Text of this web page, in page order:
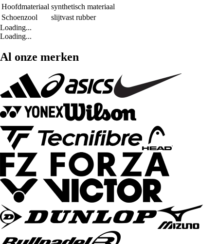
Hoofdmateriaal synthetisch materiaal
Schoenzool
slijtvast rubber
Loading...
Loading...
Al onze merken